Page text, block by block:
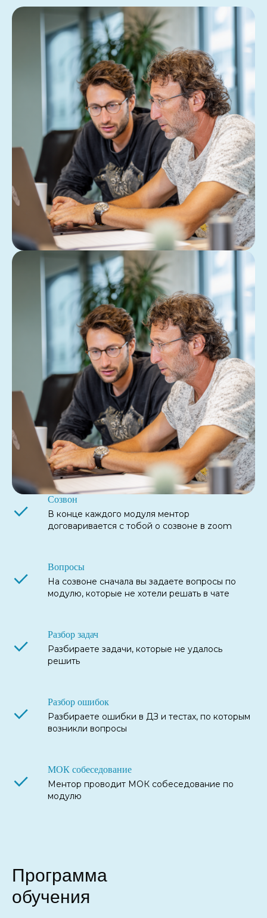
Созвон
В конце каждого модуля ментор
договаривается с тобой о созвоне в zoom
Вопросы
На созвоне сначала вы задаете вопросы по
модулю, которые не хотели решать в чате
Разбор задач
Разбираете задачи, которые не удалось
решить
Разбор ошибок
Разбираете ошибки в ДЗ и тестах, по которым
возникли вопросы
МОК собеседование
Ментор проводит МОК собеседование по
модулю
Программа
обучения